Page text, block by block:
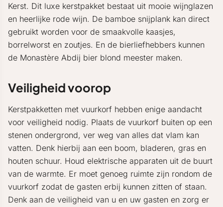
Kerst. Dit luxe kerstpakket bestaat uit mooie wijnglazen
en heerlijke rode wijn. De bamboe snijplank kan direct
gebruikt worden voor de smaakvolle kaasjes,
borrelworst en zoutjes. En de bierliefhebbers kunnen
de Monastère Abdij bier blond meester maken.
Veiligheid voorop
Kerstpakketten met vuurkorf hebben enige aandacht
voor veiligheid nodig. Plaats de vuurkorf buiten op een
stenen ondergrond, ver weg van alles dat vlam kan
vatten. Denk hierbij aan een boom, bladeren, gras en
houten schuur. Houd elektrische apparaten uit de buurt
van de warmte. Er moet genoeg ruimte zijn rondom de
vuurkorf zodat de gasten erbij kunnen zitten of staan.
Denk aan de veiligheid van u en uw gasten en zorg er